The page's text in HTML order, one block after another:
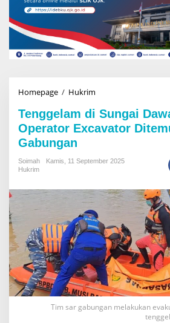
Homepage / Hukrim
n
g
g
l
d
S
u
n
g
a
i
D
a
w
a
Tenggelam di Sungai
Operator Excavator
Gabungan
Soimah
Kamis, 11 September 2025
Hukrim
Tim sar gabungan melakukan